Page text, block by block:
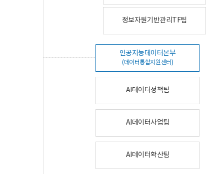
정보자원기반관리TF팀
인공지능데이터본부
(데이터통합지원센터)
AI데이터정책팀
AI데이터사업팀
AI데이터확산팀